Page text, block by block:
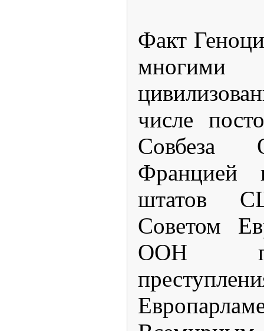
Факт
числе
Совбеза
Францией
штатов
Советом
ООН